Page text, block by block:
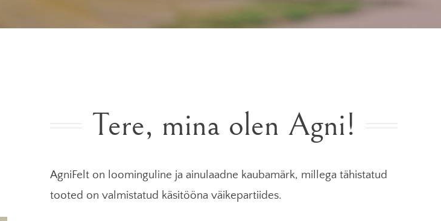
Tere, mina olen Agni!
AgniFelt on loominguline ja ainulaadne kaubamärk, millega tähistatud
tooted on valmistatud käsitööna väikepartiides.